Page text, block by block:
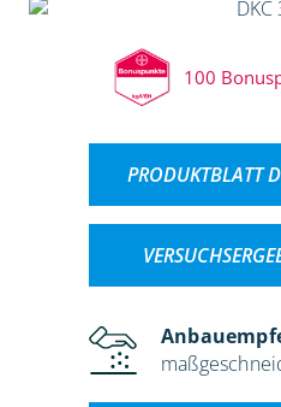
100
PRODUKTBLATT